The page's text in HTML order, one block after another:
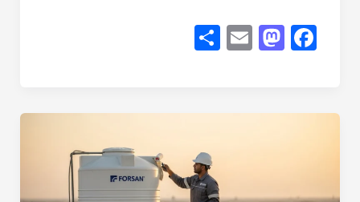
F
e
o
M
o
n
E
S
e